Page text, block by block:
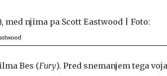
Bes (Fury). Pred snemanjem tega